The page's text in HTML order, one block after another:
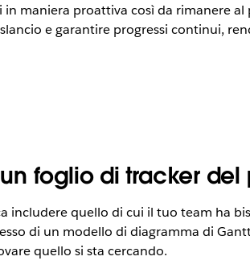
maniera proattiva così da rimanere
e garantire progressi continui,
foglio di tracker del
quello di cui il tuo team ha
di un modello di diagramma di
quello si sta cercando.